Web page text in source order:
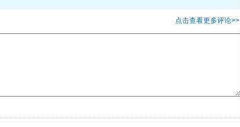
点击查看更多评论>>